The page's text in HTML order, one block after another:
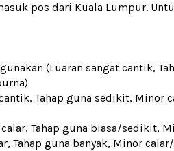
pos dari Kuala Lumpur.
(Luaran sangat cantik,
Tahap guna sedikit, Minor
Tahap guna biasa/sedikit,
Tahap guna banyak, Minor